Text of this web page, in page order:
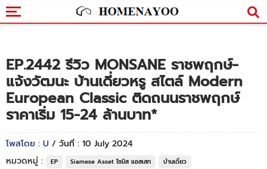
EP.2442 รีวิว MONSANE ราชพฤกษ์-
แจ้งวัฒนะ บ้านเดี่ยวหรู สไตล์ Modern
European Classic ติดถนนราชพฤกษ์
ราคาเริ่ม 15-24 ล้านบาท*
โพสโดย : U / วันที่ : 10 July 2024
หมวดหมู่ :
EP Siamese Asset ไซมิส แอสเสท
บ้านเดี่ยว